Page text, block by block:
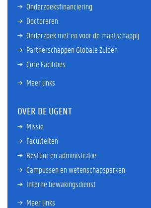
Onderzoeksfinanciering
Doctoreren
Onderzoek met en voor de maatschappij
Partnerschappen Globale Zuiden
Core Facilities
Meer links
OVER DE UGENT
Missie
Faculteiten
Bestuur en administratie
Campussen en wetenschapsparken
Interne bewakingsdienst
Meer links